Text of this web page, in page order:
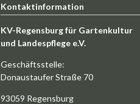
Kontaktinformation
KV-Regensburg für Gartenkultur
und Landespflege e.V.
Geschäftsstelle:
Donaustaufer Straße 70
93059 Regensburg